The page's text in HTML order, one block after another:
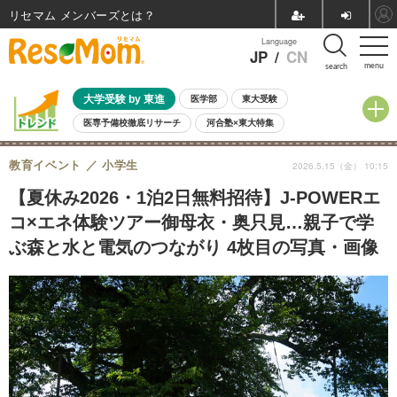
menu
Language
JP / CN search
大学受験 by 東進 医学部 東大受験
医専予備校徹底リサーチ 河合塾×東大特集
親子で考える大学選び 高校受験 中学受験 小学校受験
共通テスト 夏休み
8月開催イベント・WS 全国公立高校 過去問 人気記事
自由研究教材（小学生向け） 自由研究教材（中学生向け） ランキング
【夏休み2026・1泊2日無料招待】J-POWERエ
コ×エネ体験ツアー御母衣・奥只見…親子で学
ぶ森と水と電気のつながり 4枚目の写真・画像
教育イベント 小学生 2026.5.15（金） 10:15
リセマム メンバーズ